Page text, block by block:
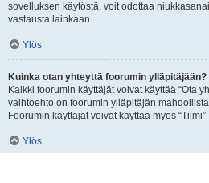
sovelluksen käytöstä, voit odottaa
vastausta lainkaan.
Ylös
Kuinka otan yhteyttä foorumin ylläpitäjään?
Kaikki foorumin käyttäjät voivat käyttää “Ota
vaihtoehto on foorumin ylläpitäjän
Foorumin käyttäjät voivat käyttää myös
Ylös